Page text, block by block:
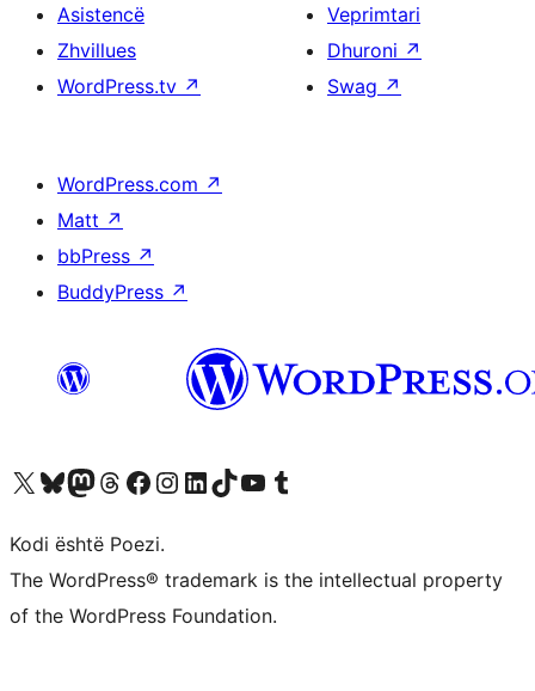
Asistencë
Zhvillues
WordPress.tv ↗
Veprimtari
Dhuroni ↗
Swag ↗
WordPress.com ↗
Matt ↗
bbPress ↗
BuddyPress ↗
Vizitoni llogarinë tonë X (ish Twitter)
Vizitoni llogarinë tonë Bluesky
Vizitoni llogarinë tonë Mastodon
Vizitoni llogarinë tonë Threads
Vizitoni faqen tonë në Facebook
Vizitoni llogarinë tonë Instagram
Vizitoni llogarinë tonë LinkedIn
Vizitoni llogarinë tonë TikTok
Vizitoni kanalin tonë YouTube
Vizitoni llogarinë tonë Tumblr
Kodi është Poezi.
The WordPress® trademark is the intellectual property
of the WordPress Foundation.